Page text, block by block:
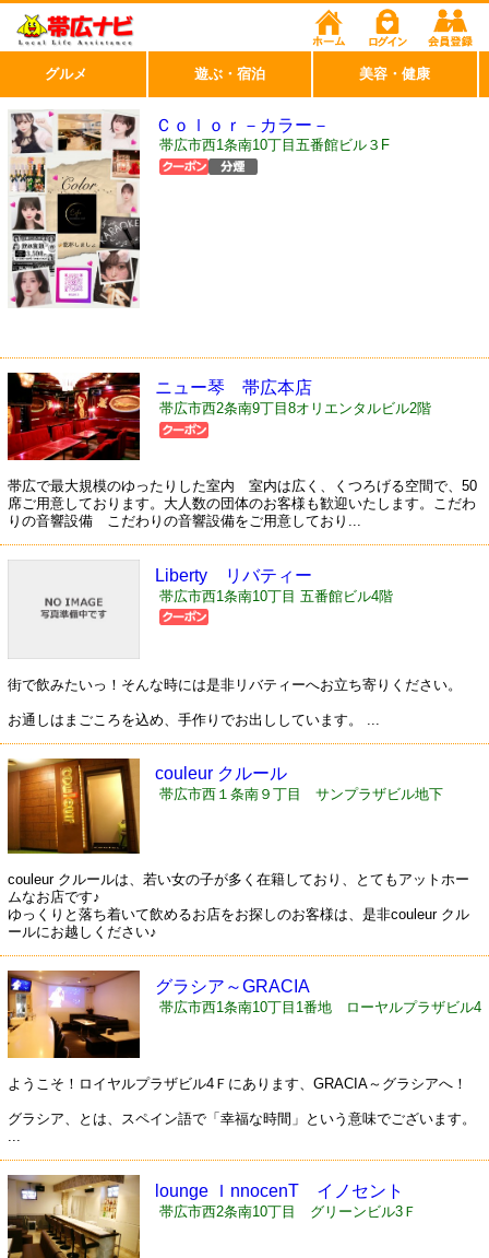
Ｃｏｌｏｒ－カラー－
帯広市西1条南10丁目五番館ビル３F
ニュー琴 帯広本店
帯広市西2条南9丁目8オリエンタルビル2階
帯広で最大規模のゆったりした室内 室内は広く、くつろげる空間で、50
席ご用意しております。大人数の団体のお客様も歓迎いたします。こだわ
りの音響設備 こだわりの音響設備をご用意しており...
Liberty リバティー
帯広市西1条南10丁目 五番館ビル4階
街で飲みたいっ！そんな時には是非リバティーへお立ち寄りください。
お通しはまごころを込め、手作りでお出ししています。 ...
couleur クルール
帯広市西１条南９丁目 サンプラザビル地下
couleur クルールは、若い女の子が多く在籍しており、とてもアットホー
ムなお店です♪
ゆっくりと落ち着いて飲めるお店をお探しのお客様は、是非couleur クル
ールにお越しください♪
グラシア～GRACIA
帯広市西1条南10丁目1番地 ローヤルプラザビル4
ようこそ！ロイヤルプラザビル4Ｆにあります、GRACIA～グラシアへ！
グラシア、とは、スペイン語で「幸福な時間」という意味でございます。
...
lounge ＩnnocenT イノセント
帯広市西2条南10丁目 グリーンビル3Ｆ
グルメ 遊ぶ・宿泊 美容・健康